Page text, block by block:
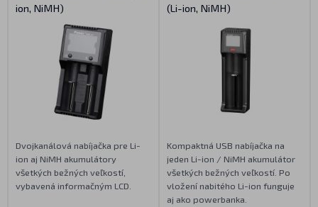
ion, NiMH)
Dvojkanálová nabíjačka pre Li-
ion aj NiMH akumulátory
všetkých bežných veľkostí,
vybavená informačným LCD.
(Li-ion, NiMH)
Kompaktná USB nabíjačka na
jeden Li-ion / NiMH akumulátor
všetkých bežných veľkostí. Po
vložení nabitého Li-ion funguje
aj ako powerbanka.